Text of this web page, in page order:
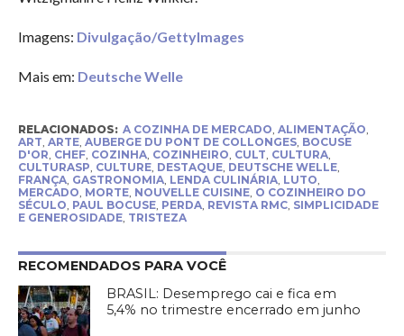
Imagens: Divulgação/GettyImages
Mais em: Deutsche Welle
RELACIONADOS: A COZINHA DE MERCADO ALIMENTAÇÃO
ART ARTE, AUBERGE DU PONT DE COLLONGES, BOCUSE
D'OR CHEF, COZINHA, COZINHEIRO CULT CULTURA,
CULTURASP CULTURE, DESTAQUE, DEUTSCHE WELLE,
FRANÇA, GASTRONOMIA, LENDA CULINÁRIA, LUTO
MERCADO MORTE, NOUVELLE CUISINE, O COZINHEIRO DO
SÉCULO PAUL BOCUSE, PERDA, REVISTA RMC, SIMPLICIDADE
E GENEROSIDADE, TRISTEZA
RECOMENDADOS PARA VOCÊ
BRASIL: Desemprego cai e fica em
5,4% no trimestre encerrado em junho